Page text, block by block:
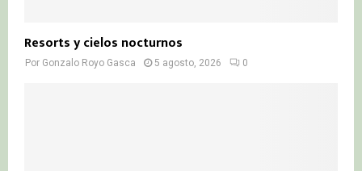
Resorts y cielos nocturnos
Por Gonzalo Royo Gasca 5 agosto, 2026 0